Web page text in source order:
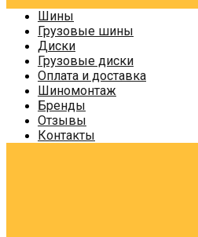
Шины
Грузовые шины
Диски
Грузовые диски
Оплата и доставка
Шиномонтаж
Бренды
Отзывы
Контакты